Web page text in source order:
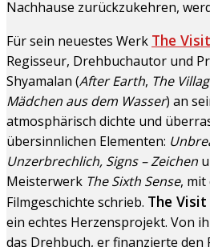
Nachhause zurückzukehren,
Für sein neuestes Werk The Visit
Regisseur, Drehbuchautor und
Shyamalan (After Earth, The
Mädchen aus dem Wasser) an
atmosphärisch dichte und
übersinnlichen Elementen:
Unzerbrechlich, Signs – Zeichen
Meisterwerk The Sixth Sense, mit
Filmgeschichte schrieb. The Visit
ein echtes Herzensprojekt. Von
das Drehbuch, er finanzierte den